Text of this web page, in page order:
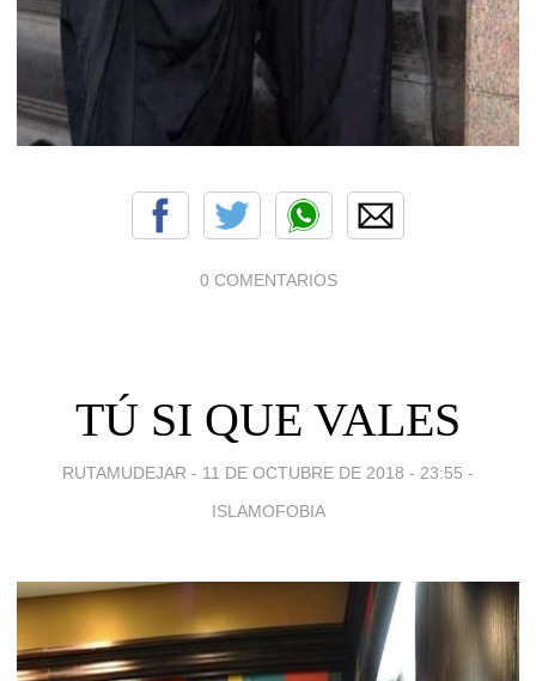
0 COMENTARIOS
TÚ SI QUE VALES
RUTAMUDEJAR - 11 DE OCTUBRE DE 2018 - 23:55 -
ISLAMOFOBIA